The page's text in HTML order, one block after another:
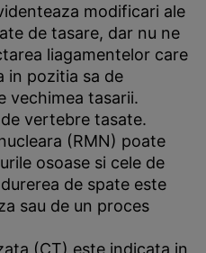
modificari ale
de tasare, dar nu ne
liagamentelor care
in pozitia sa de
vechimea tasarii.
vertebre tasate.
(RMN) poate
osoase si cele de
de spate este
sau de un proces
(CT) este indicata in